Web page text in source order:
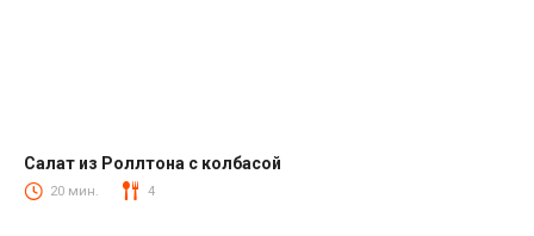
Салаты с колбасой
Салат из Роллтона с колбасой
20 мин. 4